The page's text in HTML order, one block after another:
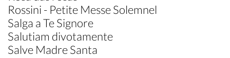
Rossini - Petite Messe Solemnel
Salga a Te Signore
Salutiam divotamente
Salve Madre Santa